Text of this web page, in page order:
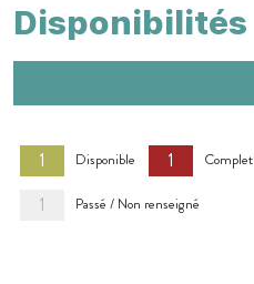
Disponibilités
1 Disponible 1 Complet
1 Passé / Non renseigné